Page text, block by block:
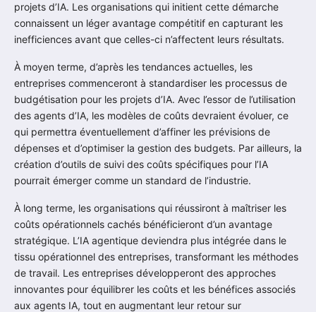
projets d’IA. Les organisations qui initient cette démarche
connaissent un léger avantage compétitif en capturant les
inefficiences avant que celles-ci n’affectent leurs résultats.
À moyen terme, d’après les tendances actuelles, les
entreprises commenceront à standardiser les processus de
budgétisation pour les projets d’IA. Avec l’essor de l’utilisation
des agents d’IA, les modèles de coûts devraient évoluer, ce
qui permettra éventuellement d’affiner les prévisions de
dépenses et d’optimiser la gestion des budgets. Par ailleurs, la
création d’outils de suivi des coûts spécifiques pour l’IA
pourrait émerger comme un standard de l’industrie.
À long terme, les organisations qui réussiront à maîtriser les
coûts opérationnels cachés bénéficieront d’un avantage
stratégique. L’IA agentique deviendra plus intégrée dans le
tissu opérationnel des entreprises, transformant les méthodes
de travail. Les entreprises développeront des approches
innovantes pour équilibrer les coûts et les bénéfices associés
aux agents IA, tout en augmentant leur retour sur